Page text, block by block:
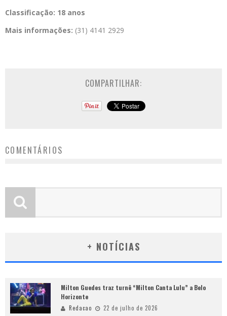
Classificação: 18 anos
Mais informações: (31) 4141 2929
COMPARTILHAR:
COMENTÁRIOS
+ NOTÍCIAS
Milton Guedes traz turnê “Milton Canta Lulu” a Belo
Horizonte
Redacao 22 de julho de 2026